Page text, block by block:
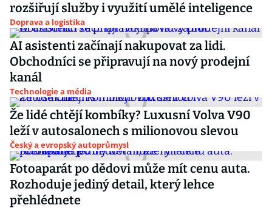
rozšiřují služby i využití umělé inteligence
Doprava a logistika
AI asistenti začínají nakupovat za lidi.
Obchodníci se připravují na nový prodejní
kanál
Technologie a média
Že lidé chtějí kombíky? Luxusní Volva V90
leží v autosalonech s milionovou slevou
Český a evropský autoprůmysl
Fotoaparát po dědovi může mít cenu auta.
Rozhoduje jediný detail, který lehce
přehlédnete